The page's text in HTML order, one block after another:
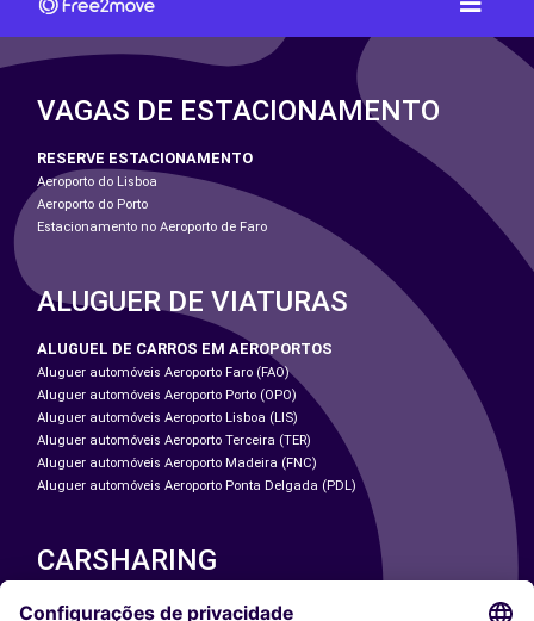
VAGAS DE ESTACIONAMENTO
RESERVE ESTACIONAMENTO
Aeroporto do Lisboa
Aeroporto do Porto
Estacionamento no Aeroporto de Faro
ALUGUER DE VIATURAS
ALUGUEL DE CARROS EM AEROPORTOS
Aluguer automóveis Aeroporto Faro (FAO)
Aluguer automóveis Aeroporto Porto (OPO)
Aluguer automóveis Aeroporto Lisboa (LIS)
Aluguer automóveis Aeroporto Terceira (TER)
Aluguer automóveis Aeroporto Madeira (FNC)
Aluguer automóveis Aeroporto Ponta Delgada (PDL)
CARSHARING
NOSSAS CIDADES